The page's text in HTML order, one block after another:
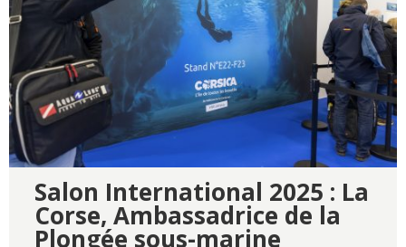
Salon International 2025 : La
Corse, Ambassadrice de la
Plongée sous-marine